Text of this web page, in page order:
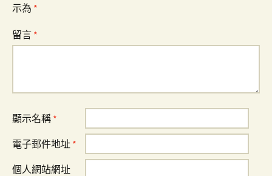
示為 *
留言 *
顯示名稱 *
電子郵件地址 *
個人網站網址